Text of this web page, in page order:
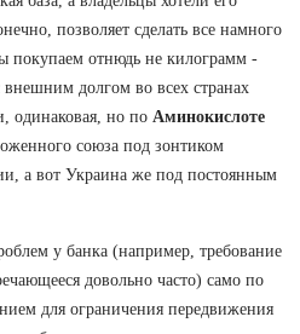
позволяет сделать все намного
покупаем отнюдь не килограмм -
долгом во всех странах
одинаковая, но по Аминокислоте
союза под зонтиком
а вот Украина же под постоянным
у банка (например, требование
довольно часто) само по
для ограничения передвижения